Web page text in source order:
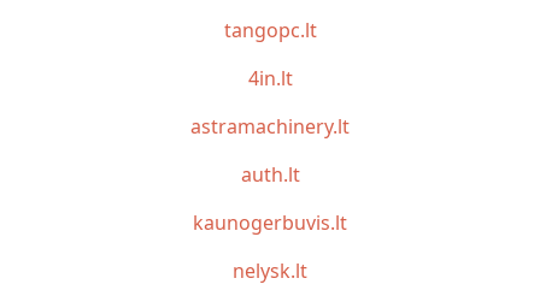
tangopc.lt
4in.lt
astramachinery.lt
auth.lt
kaunogerbuvis.lt
nelysk.lt